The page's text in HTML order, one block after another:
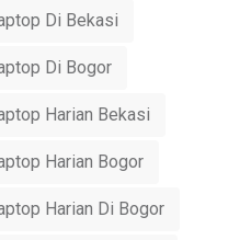
Di Bekasi
Di Bogor
Harian Bekasi
Harian Bogor
Harian Di Bogor